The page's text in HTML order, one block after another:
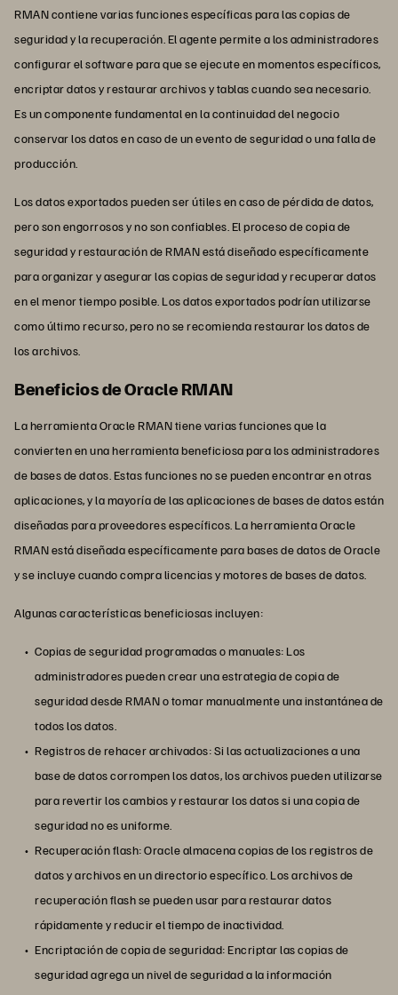
RMAN contiene varias funciones específicas para las copias de
seguridad y la recuperación. El agente permite a los administradores
configurar el software para que se ejecute en momentos específicos,
encriptar datos y restaurar archivos y tablas cuando sea necesario.
Es un componente fundamental en la continuidad del negocio
conservar los datos en caso de un evento de seguridad o una falla de
producción.
Los datos exportados pueden ser útiles en caso de pérdida de datos,
pero son engorrosos y no son confiables. El proceso de copia de
seguridad y restauración de RMAN está diseñado específicamente
para organizar y asegurar las copias de seguridad y recuperar datos
en el menor tiempo posible. Los datos exportados podrían utilizarse
como último recurso, pero no se recomienda restaurar los datos de
los archivos.
Beneficios de Oracle RMAN
La herramienta Oracle RMAN tiene varias funciones que la
convierten en una herramienta beneficiosa para los administradores
de bases de datos. Estas funciones no se pueden encontrar en otras
aplicaciones, y la mayoría de las aplicaciones de bases de datos están
diseñadas para proveedores específicos. La herramienta Oracle
RMAN está diseñada específicamente para bases de datos de Oracle
y se incluye cuando compra licencias y motores de bases de datos.
Algunas características beneficiosas incluyen:
Copias de seguridad programadas o manuales: Los
administradores pueden crear una estrategia de copia de
seguridad desde RMAN o tomar manualmente una instantánea de
todos los datos.
Registros de rehacer archivados: Si las actualizaciones a una
base de datos corrompen los datos, los archivos pueden utilizarse
para revertir los cambios y restaurar los datos si una copia de
seguridad no es uniforme.
Recuperación flash: Oracle almacena copias de los registros de
datos y archivos en un directorio específico. Los archivos de
recuperación flash se pueden usar para restaurar datos
rápidamente y reducir el tiempo de inactividad.
Encriptación de copia de seguridad: Encriptar las copias de
seguridad agrega un nivel de seguridad a la información